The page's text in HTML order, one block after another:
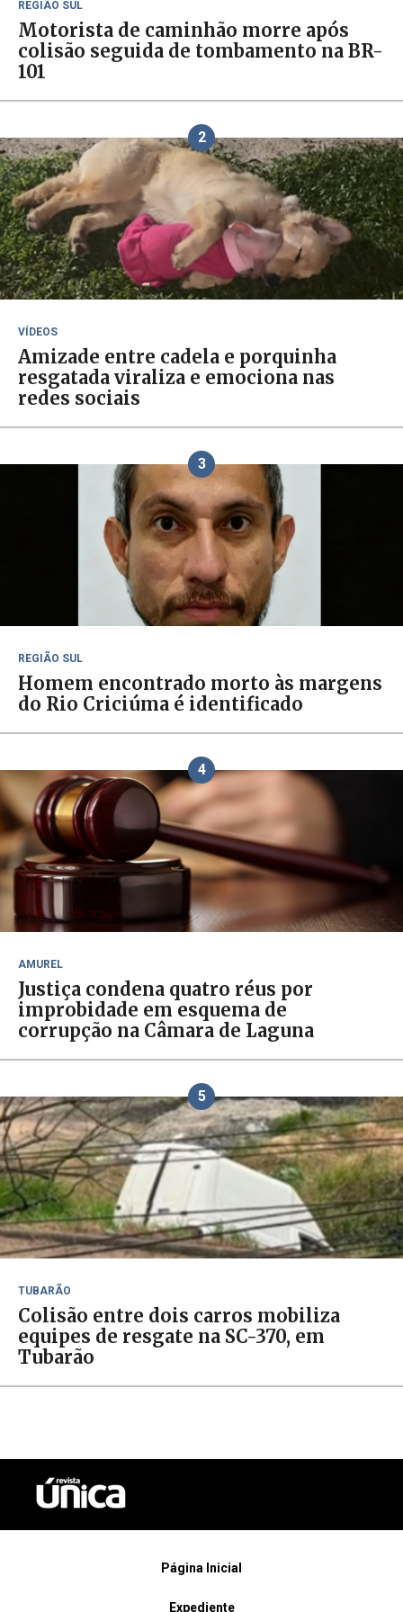
REGIÃO SUL
Motorista de caminhão morre após
colisão seguida de tombamento na BR-
101
2
VÍDEOS
Amizade entre cadela e porquinha
resgatada viraliza e emociona nas
redes sociais
3
REGIÃO SUL
Homem encontrado morto às margens
do Rio Criciúma é identificado
4
AMUREL
Justiça condena quatro réus por
improbidade em esquema de
corrupção na Câmara de Laguna
5
TUBARÃO
Colisão entre dois carros mobiliza
equipes de resgate na SC-370, em
Tubarão
Página Inicial
Expediente